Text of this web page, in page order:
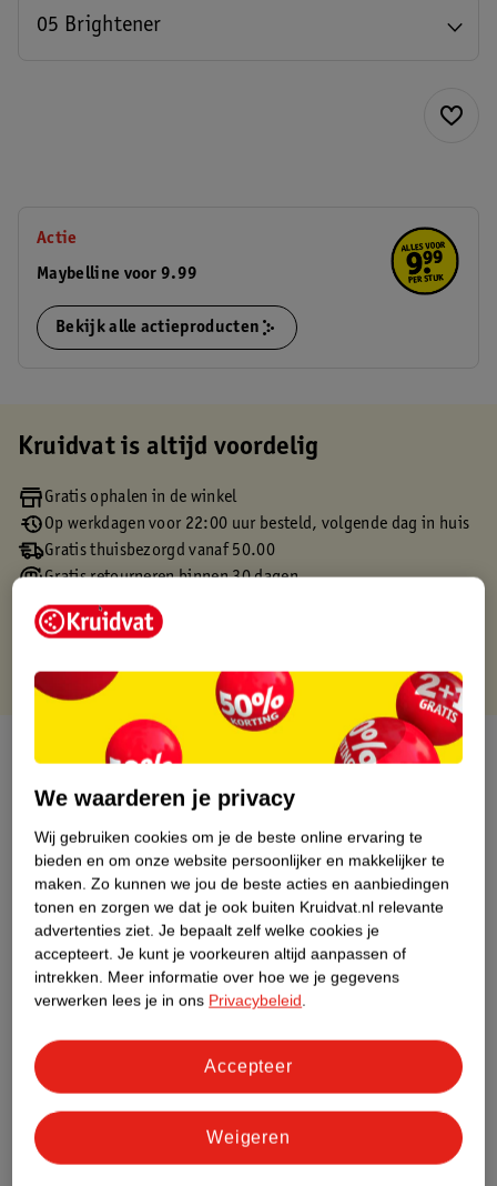
05 Brightener
Actie
Maybelline voor 9.99
Bekijk alle actieproducten
Kruidvat is altijd voordelig
Gratis ophalen in de winkel
Op werkdagen voor 22:00 uur besteld, volgende dag in huis
Gratis thuisbezorgd vanaf 50.00
Gratis retourneren binnen 30 dagen
Gratis punten met je Kruidvat kaart
Over dit product
Productinformatie
Etiketinformatie
Nature Impact Score
Dit product heeft (nog) geen Nature
Meer informatie
We waarderen je privacy
Wij gebruiken cookies om je de beste online ervaring te
bieden en om onze website persoonlijker en makkelijker te
maken. Zo kunnen we jou de beste acties en aanbiedingen
tonen en zorgen we dat je ook buiten Kruidvat.nl relevante
advertenties ziet. Je bepaalt zelf welke cookies je
accepteert. Je kunt je voorkeuren altijd aanpassen of
intrekken. Meer informatie over hoe we je gegevens
verwerken lees je in ons Privacybeleid.
Weigeren
Accepteer